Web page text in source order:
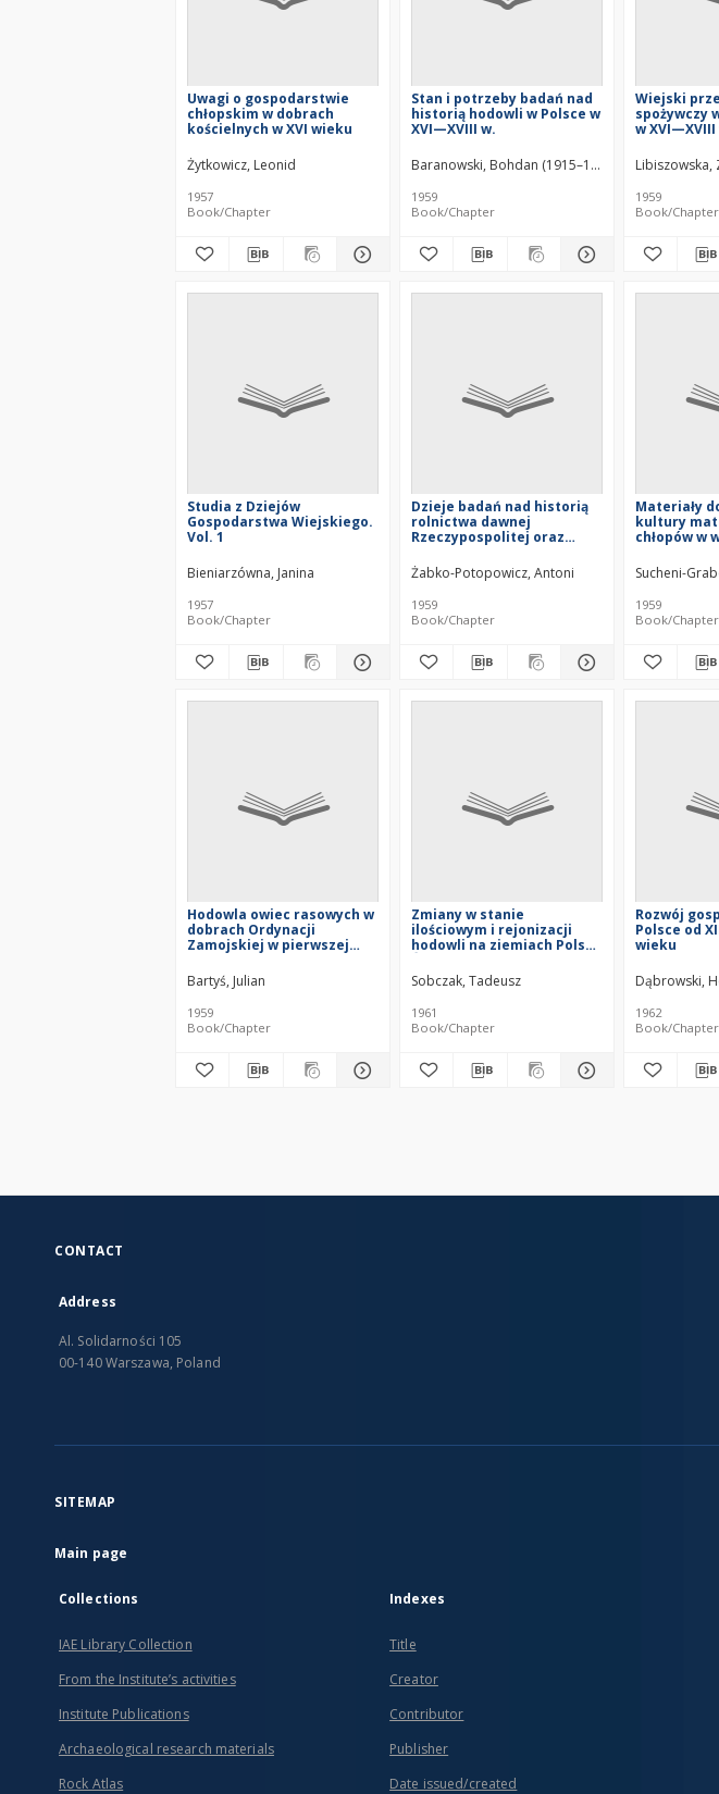
Uwagi o gospodarstwie
chłopskim w dobrach
kościelnych w XVI wieku
Żytkowicz, Leonid
1957
Book/Chapter
Stan i potrzeby badań nad
historią hodowli w Polsce w
XVI—XVIII w.
Baranowski, Bohdan (1915–1993)
1959
Book/Chapter
Wiejski
spożywczy
w XVI—XVIII
Libiszowska,
1959
Book/Chapter
Studia z Dziejów
Gospodarstwa Wiejskiego.
Vol. 1
Bieniarzówna, Janina
1957
Book/Chapter
Dzieje badań nad historią
rolnictwa dawnej
Rzeczypospolitej oraz
Żabko-Potopowicz, Antoni
1959
Book/Chapter
Materiały
kultury
chłopów w
wieluńskiej
Sucheni-
1959
Book/Chapter
Hodowla owiec rasowych w
dobrach Ordynacji
Zamojskiej w pierwszej
Bartyś, Julian
1959
Book/Chapter
Zmiany w stanie
ilościowym i rejonizacji
hodowli na ziemiach Polski
Sobczak, Tadeusz
1961
Book/Chapter
Rozwój
Polsce od
wieku
Dąbrowski,
1962
Book/Chapter
CONTACT
Address
Al. Solidarności 105
00-140 Warszawa, Poland
SITEMAP
Main page
Collections
IAE Library Collection
From the Institute’s activities
Institute Publications
Archaeological research materials
Rock Atlas
Indexes
Title
Creator
Contributor
Publisher
Date issued/created